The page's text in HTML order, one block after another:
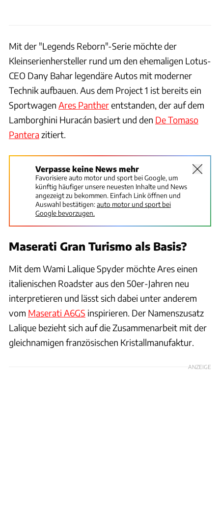
Mit der "Legends Reborn"-Serie möchte der
Kleinserienhersteller rund um den ehemaligen Lotus-
CEO Dany Bahar legendäre Autos mit moderner
Technik aufbauen. Aus dem Project 1 ist bereits ein
Sportwagen Ares Pantherentstanden, der auf dem
Lamborghini Huracán basiert und den De Tomaso
Pantera zitiert.
Verpasse keine News mehr
Favorisiere auto motor und sport bei Google, um
künftig häufiger unsere neuesten Inhalte und News
angezeigt zu bekommen. Einfach Link öffnen und
Auswahl bestätigen:auto motor und sport bei
Google bevorzugen.
Maserati Gran Turismo als Basis?
Mit dem Wami Lalique Spyder möchte Ares einen
italienischen Roadster aus den 50er-Jahren neu
interpretieren und lässt sich dabei unter anderem
vom Maserati A6GS inspirieren. Der Namenszusatz
Lalique bezieht sich auf die Zusammenarbeit mit der
gleichnamigen französischen Kristallmanufaktur.
ANZEIGE